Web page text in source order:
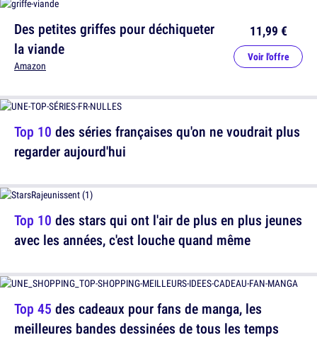
Des petites griffes pour déchiqueter
la viande
Amazon
11,99 €
Voir l'offre
Top 10 des stars qui ont l'air de plus en plus jeunes
avec les années, c'est louche quand même
Top 10 des séries françaises qu'on ne voudrait plus
regarder aujourd'hui
Top 45 des cadeaux pour fans de manga, les
meilleures bandes dessinées de tous les temps